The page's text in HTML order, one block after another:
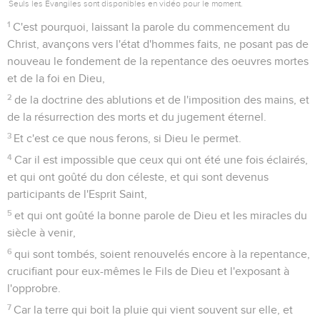
18
afin que par deux choses immuables, dans lesquelles il
était impossible que Dieu mentît, nous ayons une ferme
consolation, nous qui nous sommes enfuis pour saisir
l'espérance proposée,
19 laquelle nous avons comme une ancre de l'âme, sûre et
ferme, et qui entre jusqu'au dedans du voile
20
où Jésus est entré comme précurseur pour nous, étant
devenu souverain sacrificateur pour l'éternité selon l'ordre
de Melchisédec.
Hébreux 7
Melkisédec, roi et prêtre
1 Car ce Melchisédec, roi de Salem, sacrificateur du Dieu
Contenus Versions Commentaires Strong Dictionnaire